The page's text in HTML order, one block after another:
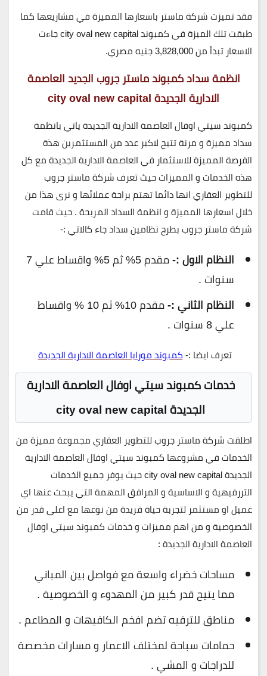
فقد تميزت شركة ماستر باسعارها المميزة في مشاريعها كما
طبقت تلك الميزة في كمبوند city oval new capital جاءت
الاسعار تبدأ من 3,828,000
جنيه مصري.
انظمة سداد كمبوند ماستر جروب الجديد العاصمة
الادارية الجديدة city oval new capital
كمبوند سيتي اوفال العاصمة الادارية الجديدة ياتي بانظمة
سداد مميزة و مرنة تتيح لاكبر عدد من المستثمرين هذة
الفرصة المميزة للاستثمار في العاصمة الادارية الجديدة مع كل
هذه الخدمات و المميزات حيث تعرف شركة ماستر جروب
للتطوير العقاري انها دائما تهتم براحة عملائها و نرى هذا من
خلال اسعارها المميزة و انظمة السداد المريحة . حيث قامت
شركة ماستر جروب بطرح نظامين سداد جاء كالاتي :-
النظام الاول :-
مقدم 5% ثم 5% واقساط علي 7
سنوات .
النظام الثاني :-
مقدم 10% ثم 10 % واقساط
علي 8 سنوات .
تعرف ايضا :-كمبوند مورايا العاصمة الادارية الجديدة
خدمات كمبوند سيتي اوفال العاصمة الادارية
الجديدة city oval new capital
اطلقت شركة ماستر جروب للتطوير العقاري مجموعة مميزة من
الخدمات في مشروعها كمبوند سيتي اوفال العاصمة الادارية
الجديدة city oval new capital حيث يوفر جميع الخدمات
التررفيهية و الاساسية و المرافق المهمة التي يبحث عنها اي
عميل او مستثمر لتجربة حياة فريدة من نوعها مع اعلى قدر من
الخصوصية و من اهم مميزات و خدمات كمبوند سيتي اوفال
العاصمة الادارية الجديدة :
مساحات خضراء واسعة مع فواصل بين المباني
مما يتيح قدر كبير من المهدوء و الخصوصية .
مناطق للترفيه تضم افخم الكافيهات و المطاعم .
حمامات سباحة لمختلف الاعمار و مسارات مخصصة
للدراجات و المشي .